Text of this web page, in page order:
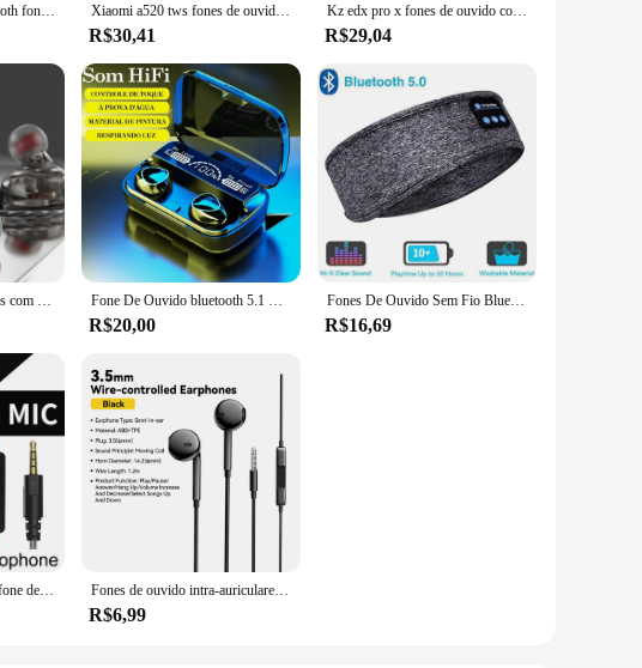
Original t2 sem fio bluetooth fone de ouvido transparente alta fidelidade led potência display digital som estéreo para xiaomi Xiaomi a520 tws fones de ouvido bluetooth sem fio alta fidelidade gancho, esportes, corrida, jogos, à prova dwaterproof água, conveniente
R$30,41
Kz edx pro x fones de ouvido com fio unidade dinâmica fone alta fidelidade baixo esporte com cancelamento ruído fone com microfone kz zsn música edc
R$29,04
Esporte Hi Fi Headphones com microfone, Bass Wired In-Ear Earbuds, Cancelamento de Ruído Headset, Jogo, Música, Running Fone De Ouvido bluetooth 5.1 M10 Sem Fio tws Estéreo Com Pod Carregador
R$20,00
Fones De Ouvido Sem Fio Bluetooth, Esportes Dormir Headband, Fones De Ouvido Elásticos, Música Eye Mask, Headset
R$16,69
Qkz-telefone móvel com fone de ouvido de alta fidelidade, carregamento sem fio, cancelamento de ruído, sem monitor Fones de ouvido intra-auriculares com microfone, fones de ouvido estéreo, fones de ouvido esportivos, controle em linha para telefones, 3,5mm
R$6,99